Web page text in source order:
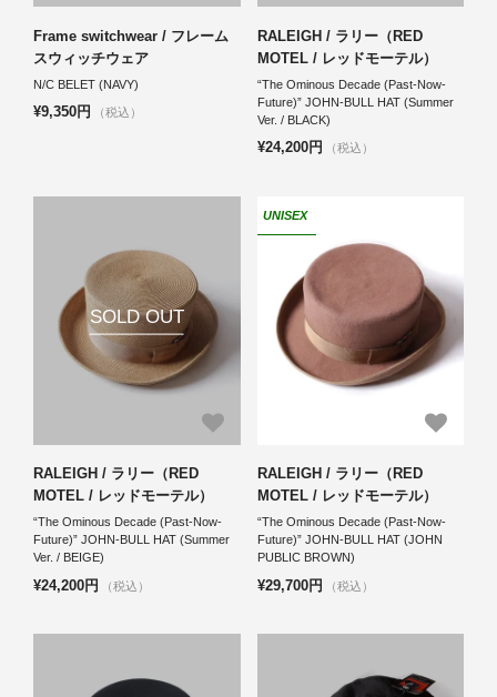
Frame switchwear / フレーム
スウィッチウェア
N/C BELET (NAVY)
¥9,350円 （税込）
RALEIGH / ラリー（RED
MOTEL / レッドモーテル）
“The Ominous Decade (Past-Now-
Future)” JOHN-BULL HAT (Summer
Ver. / BLACK)
¥24,200円 （税込）
SOLD OUT
RALEIGH / ラリー（RED
MOTEL / レッドモーテル）
“The Ominous Decade (Past-Now-
Future)” JOHN-BULL HAT (Summer
Ver. / BEIGE)
¥24,200円 （税込）
UNISEX
RALEIGH / ラリー（RED
MOTEL / レッドモーテル）
“The Ominous Decade (Past-Now-
Future)” JOHN-BULL HAT (JOHN
PUBLIC BROWN)
¥29,700円 （税込）